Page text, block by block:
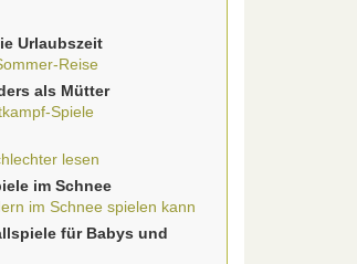
Urlaubszeit
Reise
als Mütter
Spiele
lesen
im Schnee
im Schnee spielen kann
für Babys und